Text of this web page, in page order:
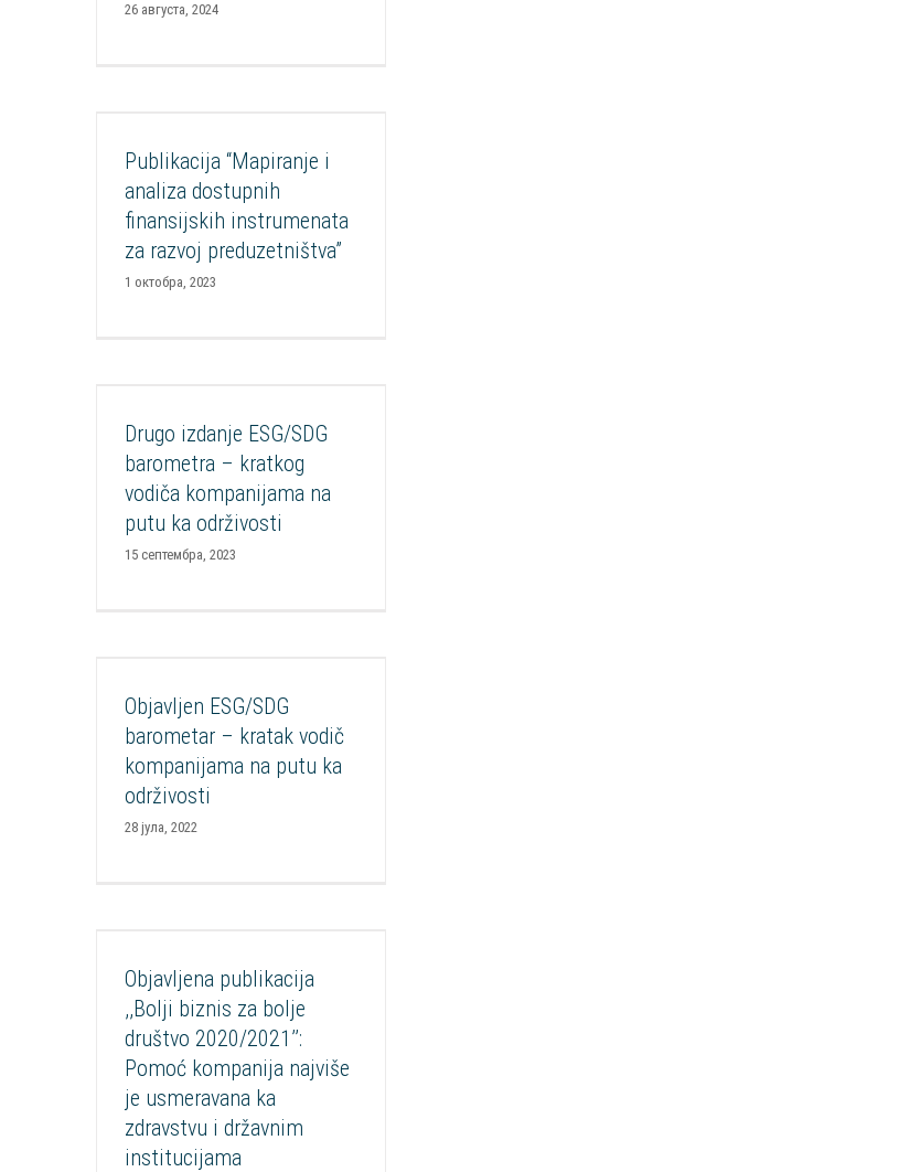
26 августа, 2024
preduzetništva”
Aktuelnosti Ekonomsko osnaživanje
osoba sa invaliditetom
Projekti
Publikacija “Mapiranje i
analiza dostupnih
finansijskih instrumenata
za razvoj preduzetništva”
1 октобра, 2023
održivosti
Aktuelnosti Mediateka Publikacije
Drugo izdanje ESG/SDG
barometra – kratkog
vodiča kompanijama na
putu ka održivosti
15 септембра, 2023
Aktuelnosti Istraživanja, analize,
publikacije Mediateka Publikacije
Razvoj CSR
Objavljen ESG/SDG
barometar – kratak vodič
kompanijama na putu ka
održivosti
28 јула, 2022
Objavljena publikacija ,,Bolji
zdravstvu i državnim
institucijama
Publikacije
Objavljena publikacija
,,Bolji biznis za bolje
društvo 2020/2021’’:
Pomoć kompanija najviše
je usmeravana ka
zdravstvu i državnim
institucijama